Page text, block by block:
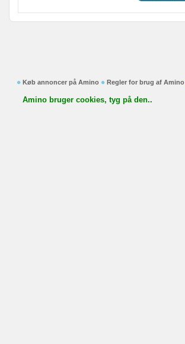
Køb annoncer på Amino Regler for brug af Amino
Amino bruger cookies, tyg på den..